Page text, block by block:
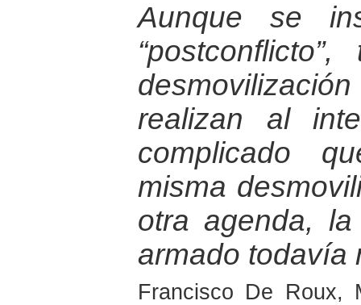
Aunque se
realizan al
complicado
misma
otra agenda,
armado todavía
Francisco De Roux,